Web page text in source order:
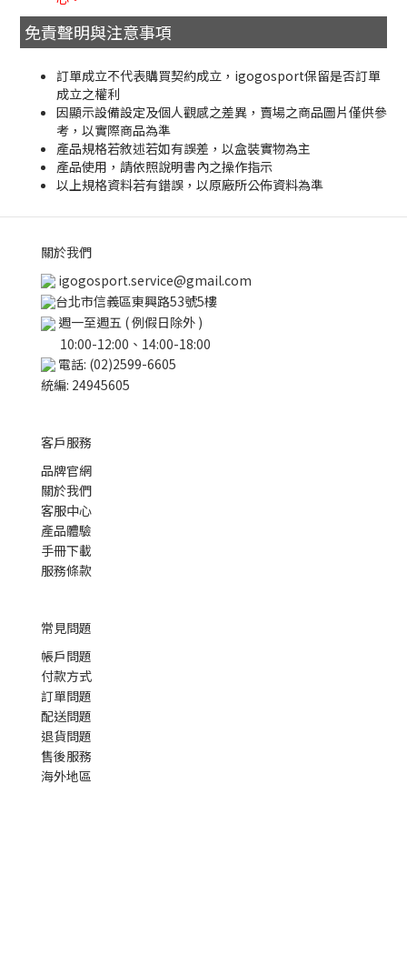
免責聲明與注意事項
訂單成立不代表購買契約成立，igogosport保留是否訂單
成立之權利
因顯示設備設定及個人觀感之差異，賣場之商品圖片僅供參
考，以實際商品為準
產品規格若敘述若如有誤差，以盒裝實物為主
產品使用，請依照說明書內之操作指示
以上規格資料若有錯誤，以原廠所公佈資料為準
關於我們
igogosport.service@gmail.com
台北市信義區東興路53號5樓
週一至週五 ( 例假日除外 )
10:00-12:00、14:00-18:00
電話: (02)2599-6605
統編: 24945605
客戶服務
品牌官網
關於我們
客服中心
產品體驗
手冊下載
服務條款
常見問題
帳戶問題
付款方式
訂單問題
配送問題
退貨問題
售後服務
海外地區